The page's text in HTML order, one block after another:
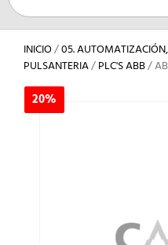
INICIO/05.
PULSANTERIA/PLC'S ABB/
20%
20%